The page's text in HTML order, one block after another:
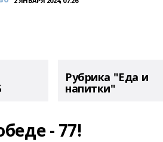
Рубрика "Еда и
напитки"
- 77!